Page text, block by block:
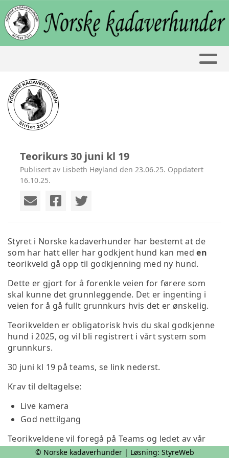
Teorikurs 30 juni kl 19
Publisert av Lisbeth Høyland den 23.06.25. Oppdatert
16.10.25.
Styret i Norske kadaverhunder har bestemt at de
som har hatt eller har godkjent hund kan meden
teorikveld gå opp til godkjenning med ny hund.
Dette er gjort for å forenkle veien for førere som
skal kunne det grunnleggende. Det er ingenting i
veien for å gå fullt grunnkurs hvis det er ønskelig.
Teorikvelden er obligatorisk hvis du skal godkjenne
hund i 2025, og vil bli registrert i vårt system som
grunnkurs.
30 juni kl 19 på teams, se link nederst.
Krav til deltagelse:
Live kamera
God nettilgang
Teorikveldene vil foregå på Teams og ledet av vår
instruktør Laila Hoff.
© Norske kadaverhunder | Løsning: StyreWeb